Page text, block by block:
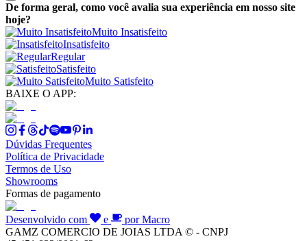
De forma geral, como você avalia sua experiência em nosso site
hoje?
Muito Insatisfeito
Insatisfeito
Regular
Satisfeito
Muito Satisfeito
BAIXE O APP:
Dúvidas Frequentes
Política de Privacidade
Termos de Uso
Showrooms
Formas de pagamento
Desenvolvido com e
por Macro
GAMZ COMERCIO DE JOIAS LTDA © - CNPJ